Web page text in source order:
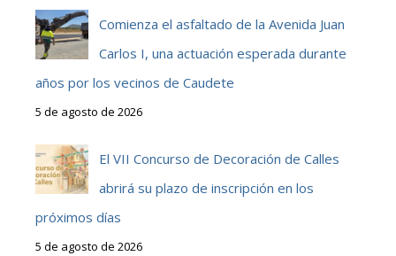
Comienza el asfaltado de la Avenida Juan
Carlos I, una actuación esperada durante
años por los vecinos de Caudete
5 de agosto de 2026
El VII Concurso de Decoración de Calles
abrirá su plazo de inscripción en los
próximos días
5 de agosto de 2026